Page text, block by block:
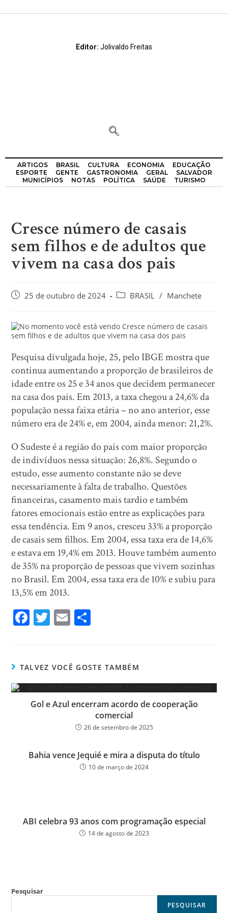
Editor: Jolivaldo Freitas
ARTIGOS BRASIL CULTURA ECONOMIA
EDUCAÇÃO
ESPORTE
GENTE GASTRONOMIA GERAL
SALVADOR
MUNICÍPIOS
NOTAS POLÍTICA SAÚDE TURISMO
Cresce número de casais
sem filhos e de adultos que
vivem na casa dos pais
25 de outubro de 2024 BRASIL / Manchete
Pesquisa divulgada hoje, 25, pelo IBGE mostra que
continua aumentando a proporção de brasileiros de
idade entre os 25 e 34 anos que decidem permanecer
na casa dos pais. Em 2013, a taxa chegou a 24,6% da
população nessa faixa etária – no ano anterior, esse
número era de 24% e, em 2004, ainda menor: 21,2%.
O Sudeste é a região do país com maior proporção
de indivíduos nessa situação: 26,8%. Segundo o
estudo, esse aumento constante não se deve
necessariamente à falta de trabalho. Questões
financeiras, casamento mais tardio e também
fatores emocionais estão entre as explicações para
essa tendência. Em 9 anos, cresceu 33% a proporção
de casais sem filhos. Em 2004, essa taxa era de 14,6%
e estava em 19,4% em 2013. Houve também aumento
de 35% na proporção de pessoas que vivem sozinhas
no Brasil. Em 2004, essa taxa era de 10% e subiu para
13,5% em 2013.
Fa
ok
T
er
E
TALVEZ VOCÊ GOSTE TAMBÉM
Gol e Azul encerram acordo de cooperação
comercial
26 de setembro de 2025
Bahia vence Jequié e mira a disputa do título
10 de março de 2024
ABI celebra 93 anos com programação especial
14 de agosto de 2023
Pesquisar
PESQUISAR